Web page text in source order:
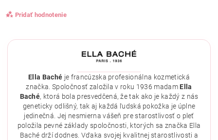
Pridať hodnotenie
Ella Baché je francúzska profesionálna kozmetická
značka. Spoločnosť založila v roku 1936 madam Ella
Baché, ktorá bola presvedčená, že tak ako je každý z nás
geneticky odlišný, tak aj každá ľudská pokožka je úplne
jedinečná. Jej nesmierna vášeň pre starostlivosť o pleť
položila pevné základy spoločnosti, ktorých sa značka Ella
Baché drží dodnes. Vďaka svojej kvalitnej starostlivosti a